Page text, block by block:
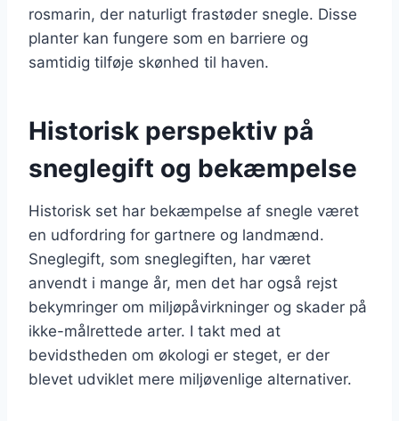
rosmarin, der naturligt frastøder snegle. Disse
planter kan fungere som en barriere og
samtidig tilføje skønhed til haven.
Historisk perspektiv på
sneglegift og bekæmpelse
Historisk set har bekæmpelse af snegle været
en udfordring for gartnere og landmænd.
Sneglegift, som sneglegiften, har været
anvendt i mange år, men det har også rejst
bekymringer om miljøpåvirkninger og skader på
ikke-målrettede arter. I takt med at
bevidstheden om økologi er steget, er der
blevet udviklet mere miljøvenlige alternativer.